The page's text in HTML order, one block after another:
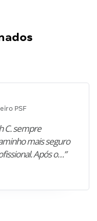
PSF
C. sempre
mais seguro
Após o…”